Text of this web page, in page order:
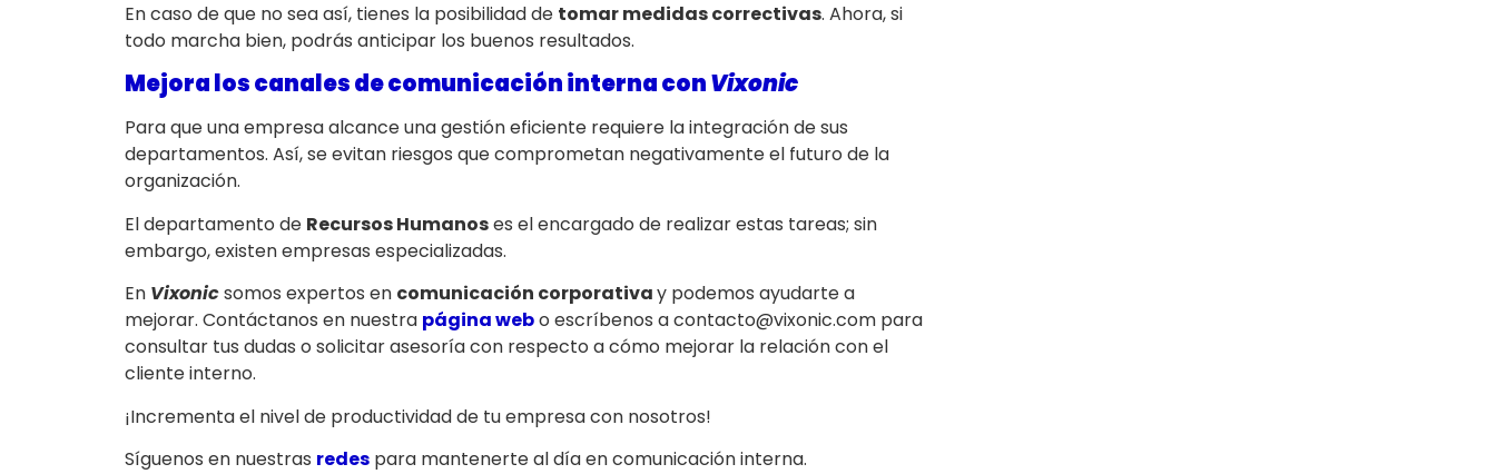
En caso de que no sea así, tienes la posibilidad de tomar medidas correctivas. Ahora, si
todo marcha bien, podrás anticipar los buenos resultados.
Mejora los canales de comunicación interna conVixonic
Para que una empresa alcance una gestión eficiente requiere la integración de sus
departamentos. Así, se evitan riesgos que comprometan negativamente el futuro de la
organización.
El departamento de Recursos Humanoses el encargado de realizar estas tareas; sin
embargo, existen empresas especializadas.
En Vixonicsomos expertos en comunicación corporativay podemos ayudarte a
mejorar. Contáctanos en nuestra página webo escríbenos a contacto@vixonic.com para
consultar tus dudas o solicitar asesoría con respecto a cómo mejorar la relación con el
cliente interno.
¡Incrementa el nivel de productividad de tu empresa con nosotros!
Síguenos en nuestras redes para mantenerte al día en comunicación interna.